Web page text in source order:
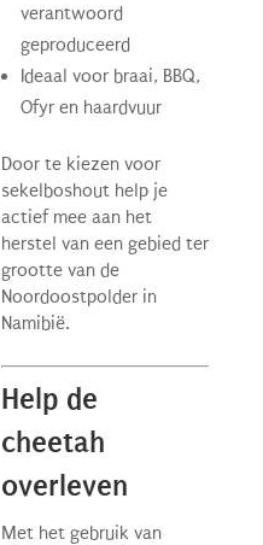
verantwoord
geproduceerd
Ideaal voor braai, BBQ,
Ofyr en haardvuur
Door te kiezen voor
sekelboshout help je
actief mee aan het
herstel van een gebied ter
grootte van de
Noordoostpolder in
Namibië.
Help de
cheetah
overleven
Met het gebruik van